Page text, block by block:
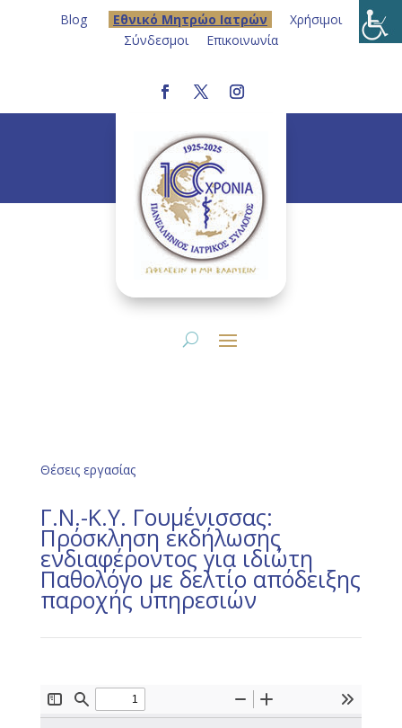
Blog Eθνικό Μητρώο Ιατρών
Χρήσιμοι
Σύνδεσμοι
Επικοινωνία
Θέσεις εργασίας
Γ.Ν.-Κ.Υ. Γουμένισσας:
Πρόσκληση εκδήλωσης
ενδιαφέροντος για ιδιώτη
Παθολόγο με δελτίο απόδειξης
παροχής υπηρεσιών